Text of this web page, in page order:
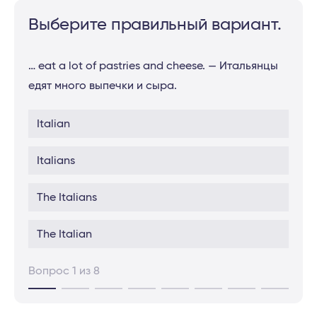
Выберите правильный вариант.
… eat a lot of pastries and cheese. — Итальянцы
едят много выпечки и сыра.
Italian
Italians
The Italians
The Italian
Вопрос 1 из 8